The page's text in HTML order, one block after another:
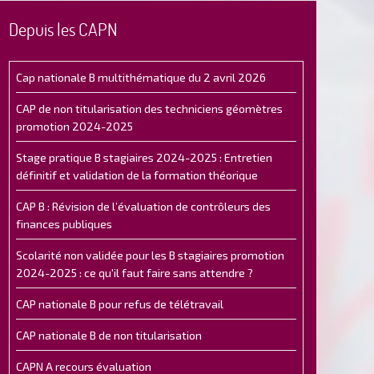
Depuis les CAPN
Cap nationale B multithématique du 2 avril 2026
CAP de non titularisation des techniciens géomètres
promotion 2024-2025
Stage pratique B stagiaires 2024-2025 : Entretien
définitif et validation de la formation théorique
CAP B : Révision de l’évaluation de contrôleurs des
finances publiques
Scolarité non validée pour les B stagiaires promotion
2024-2025 : ce qu'il faut faire sans attendre ?
CAP nationale B pour refus de télétravail
CAP nationale B de non titularisation
CAPN A recours évaluation